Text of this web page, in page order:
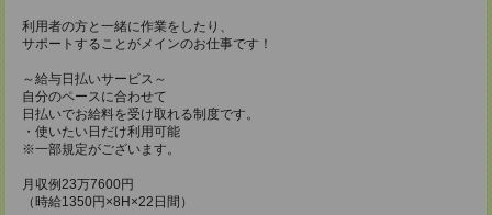
利用者の方と一緒に作業をしたり、
サポートすることがメインのお仕事です！
～給与日払いサービス～
自分のペースに合わせて
日払いでお給料を受け取れる制度です。
・使いたい日だけ利用可能
※一部規定がございます。
月収例23万7600円
（時給1350円×8H×22日間）